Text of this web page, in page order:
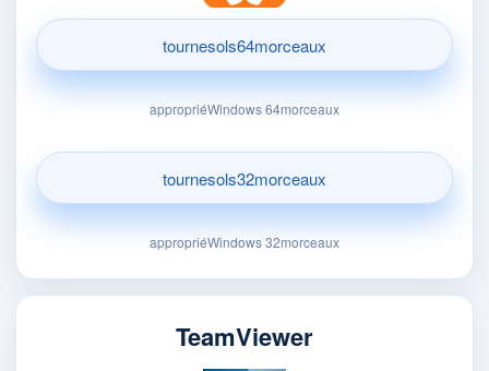
tournesols64morceaux
appropriéWindows 64morceaux
tournesols32morceaux
appropriéWindows 32morceaux
TeamViewer